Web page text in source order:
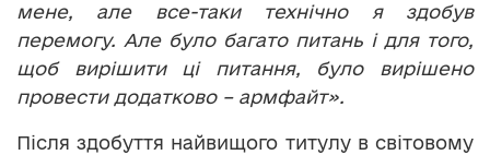
мене, але все-таки технічно я здобув
перемогу. Але було багато питань і для того,
щоб вирішити ці питання, було вирішено
провести додатково – армфайт».
Після здобуття найвищого титулу в світовому